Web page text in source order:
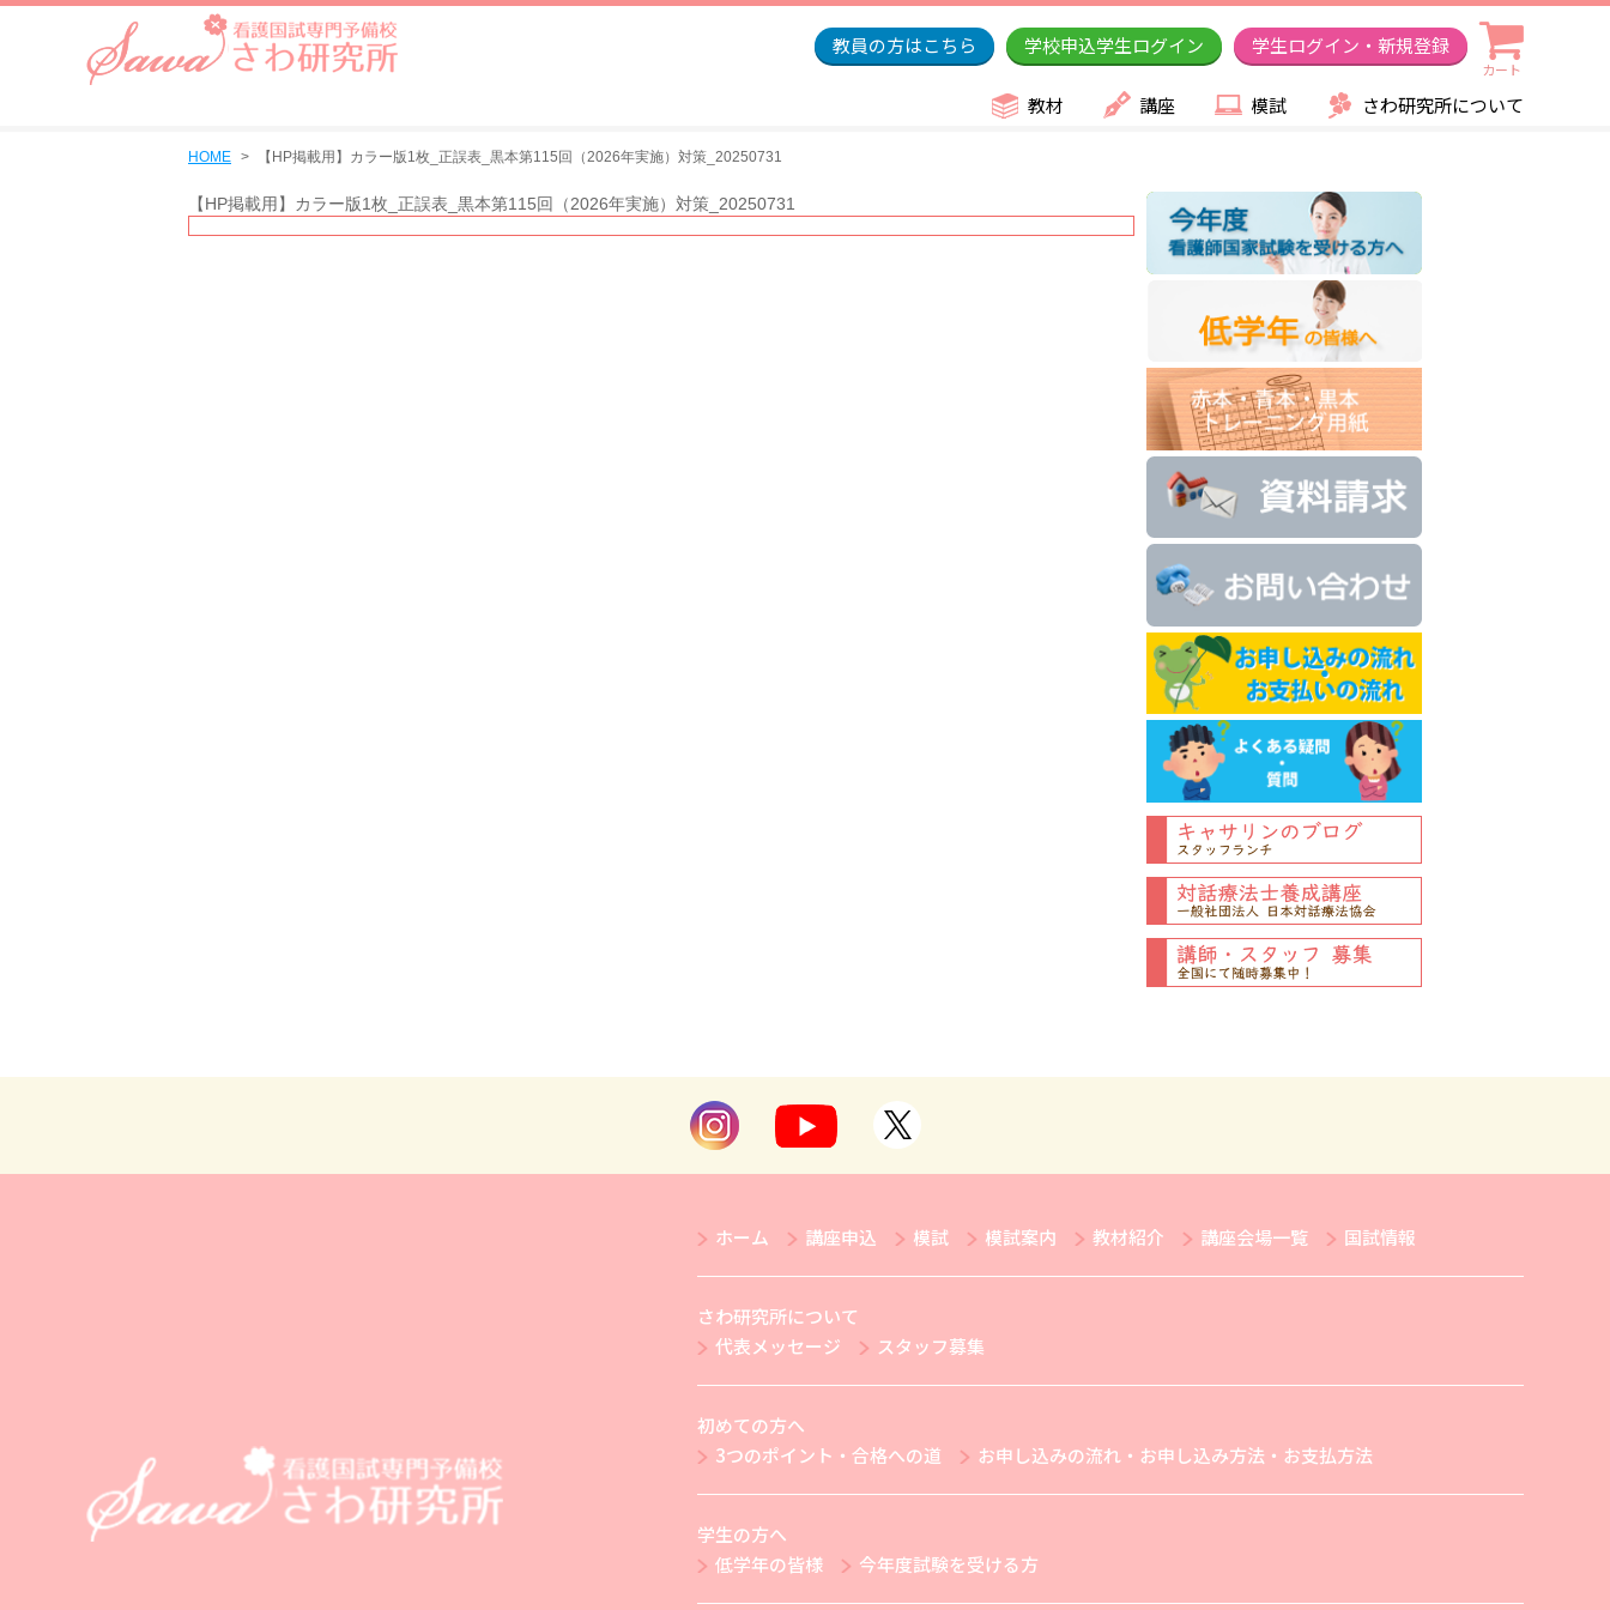
教員の方はこちら 学校申込学生ログイン 学生ログイン・新規登録
カート
教材 講座 模試 さわ研究所について
HOME 【HP掲載用】カラー版1枚_正誤表_黒本第115回（2026年実施）対策_20250731
【HP掲載用】カラー版1枚_正誤表_黒本第115回（2026年実施）対策_20250731
ホーム 講座申込 模試 模試案内 教材紹介 講座会場一覧 国試情報
さわ研究所について
代表メッセージ
スタッフ募集
初めての方へ
3つのポイント・合格への道
お申し込みの流れ・お申し込み方法・お支払方法
学生の方へ
低学年の皆様
今年度試験を受ける方